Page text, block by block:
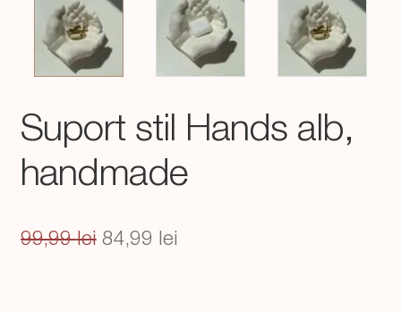
Suport stil Hands alb,
handmade
99,99lei Prețul
84,99 lei